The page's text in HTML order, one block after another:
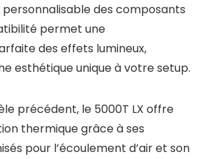
des composants
permet une
des effets lumineux,
esthétique unique à votre setup.
précédent, le 5000T LX offre
thermique grâce à ses
pour l’écoulement d’air et son